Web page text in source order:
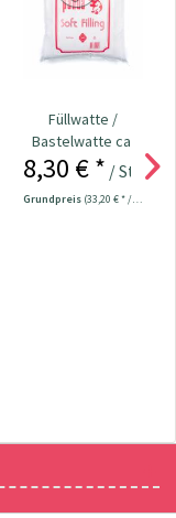
Füllwatte /
Bastelwatte ca.
250 Gramm weiß
8,30 € * / Stück
Grundpreis (33,20 € * / 1 Kilogramm)